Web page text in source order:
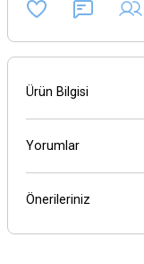
Ürün Bilgisi
Yorumlar
Önerileriniz